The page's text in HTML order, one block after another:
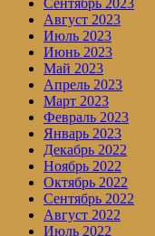
Сентябрь 2023
Август 2023
Июль 2023
Июнь 2023
Май 2023
Апрель 2023
Март 2023
Февраль 2023
Январь 2023
Декабрь 2022
Ноябрь 2022
Октябрь 2022
Сентябрь 2022
Август 2022
Июль 2022